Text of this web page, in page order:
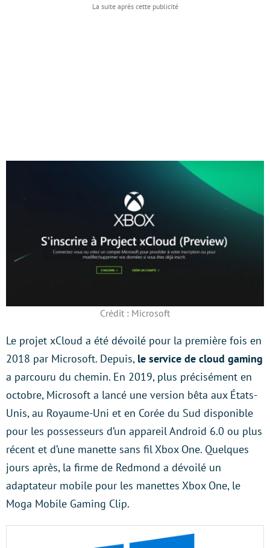
Crédit : Microsoft
Le projet xCloud a été dévoilé pour la première fois en
2018 par Microsoft. Depuis, le service de cloud gaming
a parcouru du chemin. En 2019, plus précisément en
octobre, Microsoft a lancé une version bêta aux États-
Unis, au Royaume-Uni et en Corée du Sud disponible
pour les possesseurs d’un appareil Android 6.0 ou plus
récent et d’une manette sans fil Xbox One. Quelques
jours après, la firme de Redmond a dévoilé un
adaptateur mobile pour les manettes Xbox One, le
Moga Mobile Gaming Clip.